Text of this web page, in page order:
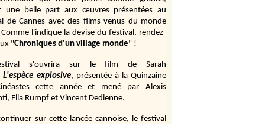
une belle part aux œuvres présentées au
de Cannes avec des films venus du monde
l'indique la devise du festival, rendez-
"Chroniques d'un village monde" !
s'ouvrira sur le film de Sarah
L'espèce explosive, présentée à la Quinzaine
cette année et mené par Alexis
Ella Rumpf et Vincent Dedienne.
sur cette lancée cannoise, le festival